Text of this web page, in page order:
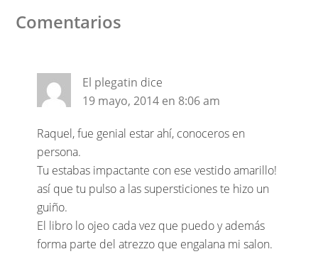
Comentarios
El plegatin dice
19 mayo, 2014 en 8:06 am
Raquel, fue genial estar ahí, conoceros en
persona.
Tu estabas impactante con ese vestido amarillo!
así que tu pulso a las supersticiones te hizo un
guiño.
El libro lo ojeo cada vez que puedo y además
forma parte del atrezzo que engalana mi salon.